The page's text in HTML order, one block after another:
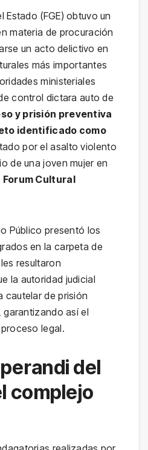
Estado (FGE) obtuvo un
materia de procuración
un acto delictivo en
más importantes
ministeriales
control dictara auto de
y prisión preventiva
identificado como
por el asalto violento
de una joven mujer en
Forum Cultural
Público presentó los
en la carpeta de
resultaron
la autoridad judicial
cautelar de prisión
así el
legal.
del
complejo